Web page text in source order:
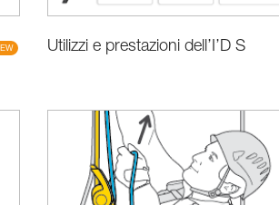
Utilizzi e prestazioni dell’I’D S